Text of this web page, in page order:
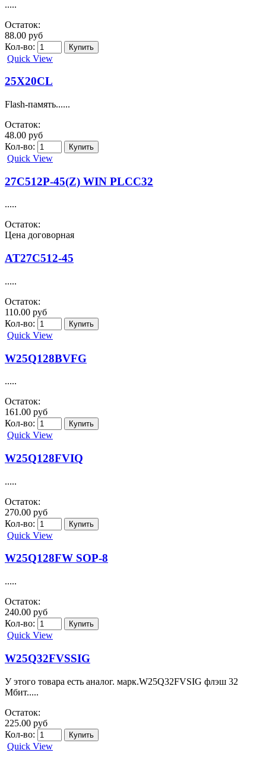
.....
Остаток:
88.00 руб
Кол-во:
Quick View
25X20CL
Flash-память......
Остаток:
48.00 руб
Кол-во:
Quick View
27C512P-45(Z) WIN PLCC32
.....
Остаток:
Цена договорная
AT27C512-45
.....
Остаток:
110.00 руб
Кол-во:
Quick View
W25Q128BVFG
.....
Остаток:
161.00 руб
Кол-во:
Quick View
W25Q128FVIQ
.....
Остаток:
270.00 руб
Кол-во:
Quick View
W25Q128FW SOP-8
.....
Остаток:
240.00 руб
Кол-во:
Quick View
W25Q32FVSSIG
У этого товара есть аналог. марк.W25Q32FVSIG флэш 32
Мбит.....
Остаток:
225.00 руб
Кол-во:
Quick View